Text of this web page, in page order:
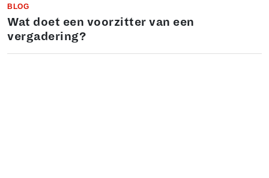
BLOG
Wat doet een voorzitter van een
vergadering?